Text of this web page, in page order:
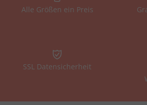
Alle Größen ein Preis
SSL Datensicherheit